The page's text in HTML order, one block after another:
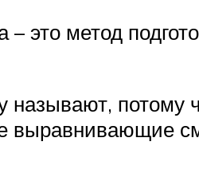
– это метод
называют, потому
выравнивающие